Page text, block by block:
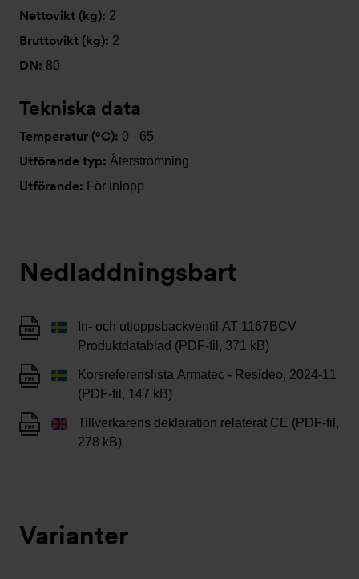
Nettovikt (kg): 2
Bruttovikt (kg): 2
DN: 80
Tekniska data
Temperatur (°C): 0 - 65
Utförande typ: Återströmning
Utförande: För inlopp
Nedladdningsbart
In- och utloppsbackventil AT 1167BCV
Produktdatablad (PDF-fil, 371 kB)
Korsreferenslista Armatec - Resideo, 2024-11
(PDF-fil, 147 kB)
Tillverkarens deklaration relaterat CE (PDF-fil,
278 kB)
Varianter